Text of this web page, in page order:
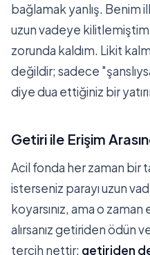
bağlamak yanlış. Benim
uzun vadeye
zorunda kaldım. Likit
değildir; sadece
diye dua ettiğiniz bir
Getiri ile Erişim
Acil fonda her zaman bir
isterseniz parayı uzun
koyarsınız, ama o
alırsanız getiriden ödün
tercih nettir: getiriden